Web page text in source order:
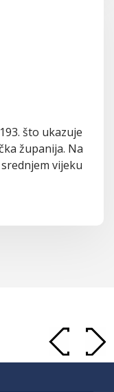
što ukazuje
županija. Na
vijeku